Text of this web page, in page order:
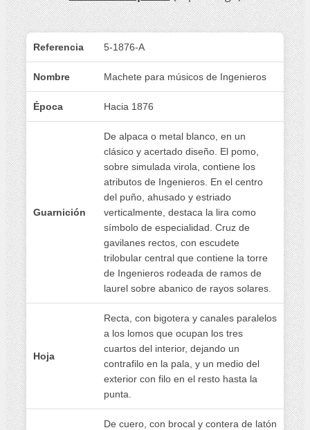
Referencia 5-1876-A
Nombre Machete para músicos de Ingenieros
Época Hacia 1876
Guarnición
De alpaca o metal blanco, en un
clásico y acertado diseño. El pomo,
sobre simulada virola, contiene los
atributos de Ingenieros. En el centro
del puño, ahusado y estriado
verticalmente, destaca la lira como
símbolo de especialidad. Cruz de
gavilanes rectos, con escudete
trilobular central que contiene la torre
de Ingenieros rodeada de ramos de
laurel sobre abanico de rayos solares.
Hoja
Recta, con bigotera y canales paralelos
a los lomos que ocupan los tres
cuartos del interior, dejando un
contrafilo en la pala, y un medio del
exterior con filo en el resto hasta la
punta.
De cuero, con brocal y contera de latón